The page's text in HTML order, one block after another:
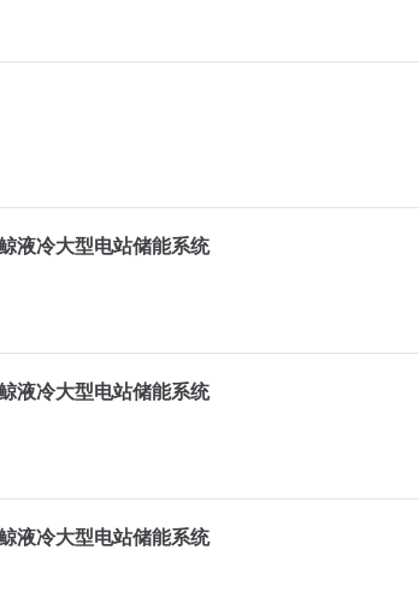
液冷大型电站储能系统
液冷大型电站储能系统
液冷大型电站储能系统